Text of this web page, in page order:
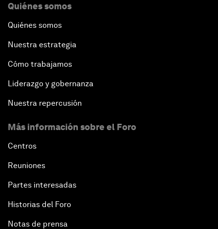
Quiénes somos
Quiénes somos
Nuestra estrategia
Cómo trabajamos
Liderazgo y gobernanza
Nuestra repercusión
Más información sobre el Foro
Centros
Reuniones
Partes interesadas
Historias del Foro
Notas de prensa